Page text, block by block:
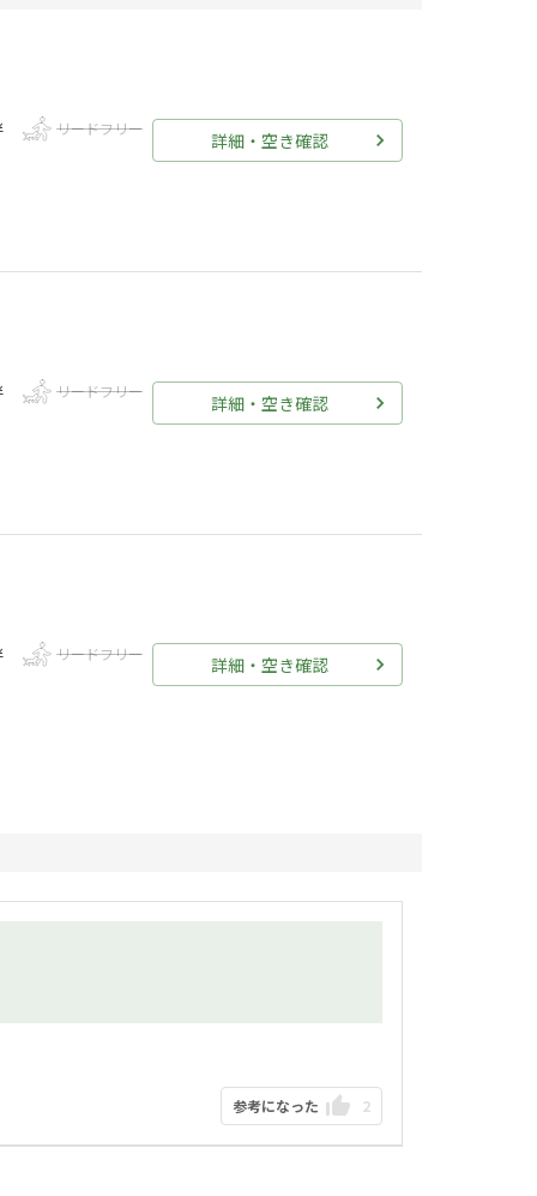
リードフリー
詳細・空き確認
リードフリー
詳細・空き確認
リードフリー
詳細・空き確認
参考になった 2